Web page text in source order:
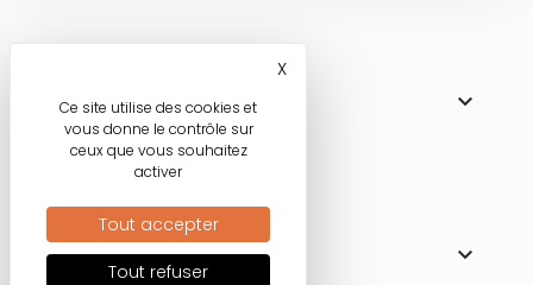

NOS BOUTIQUES

Nos engagements
MODE RESPONSABLE
Ce site utilise des cookies et
vous donne le contrôle sur
ceux que vous souhaitez
activer
Tout accepter
Tout refuser
XMasquer le bandeau des